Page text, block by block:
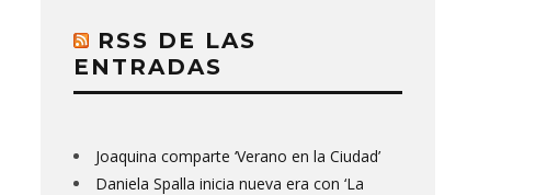
RSS DE LAS
ENTRADAS
Joaquina comparte ‘Verano en la Ciudad’
Daniela Spalla inicia nueva era con ‘La